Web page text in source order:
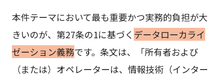
本件テーマにおいて最も重要かつ実務的負担が大
きいのが、第27条の1に基づく データローカライ
ゼーション義務です。条文は、「所有者および
（または）オペレーターは、情報技術（インター